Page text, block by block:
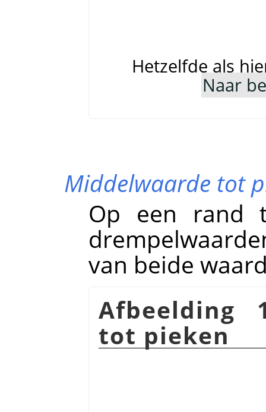
Hetzelfde als
Naar
Middelwaarde tot
Op een rand
van beide
Afbeelding
tot pieken